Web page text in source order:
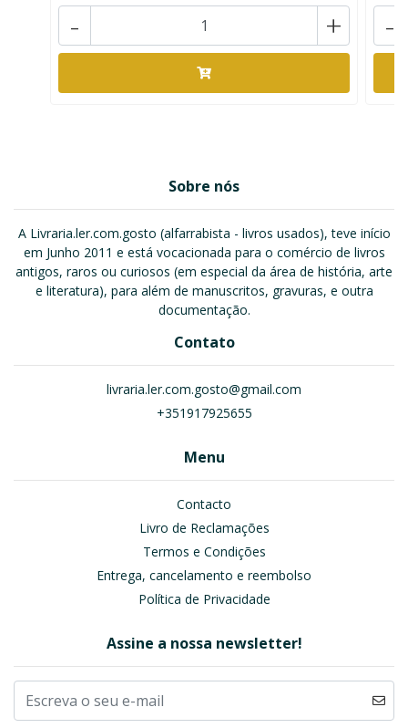
+
- -
Sobre nós
A Livraria.ler.com.gosto (alfarrabista - livros usados), teve início
em Junho 2011 e está vocacionada para o comércio de livros
antigos, raros ou curiosos (em especial da área de história, arte
e literatura), para além de manuscritos, gravuras, e outra
documentação.
Contato
livraria.ler.com.gosto@gmail.com
+351917925655
Menu
Contacto
Livro de Reclamações
Termos e Condições
Entrega, cancelamento e reembolso
Política de Privacidade
Assine a nossa newsletter!